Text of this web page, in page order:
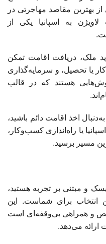
از بهترین مقاصد مهاجرتی در
به اسپانیا یکی از
ملک، دریافت اقامت تمکن
یا تحصیل، و سرمایه‌گذاری
هستند که در قالب
اخذ اقامت دائم باشید،
یا راه‌اندازی کسب‌وکار،
مسیر برسید.
و مبتنی بر تجربه هستید،
انتخاب برای شماست. این
و همراهی بی‌وقفه‌ای است
می‌دهد.